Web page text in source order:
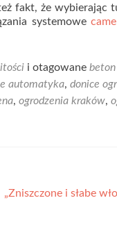
fakt, że wybierając
systemowe
i otagowane
automatyka, donice
, ogrodzenia kraków,
„Zniszczone i słabe